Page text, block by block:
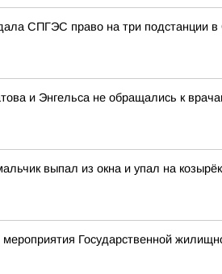
СПГЭС право на три подстанции в
и Энгельса не обращались к
выпал из окна и упал на
Государственной